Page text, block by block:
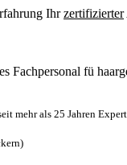
Ihrzertifizierter
Fachpersonal fü
mehr als 25 Jahren